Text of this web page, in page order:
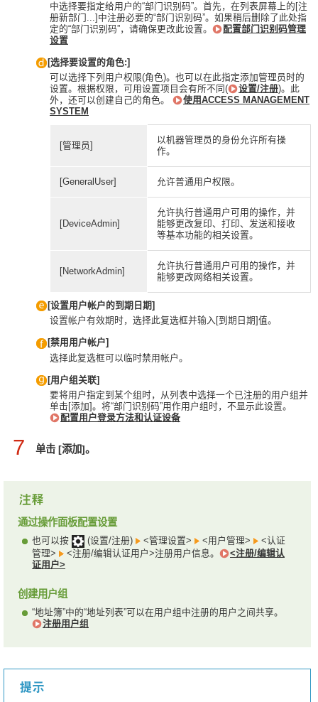
中选择要指定给用户的“部门识别码”。首先，在列表屏幕上的[注
册新部门...]中注册必要的“部门识别码”。如果稍后删除了此处指
定的“部门识别码”，请确保更改此设置。
配置部门识别码管理
设置
[选择要设置的角色:]
可以选择下列用户权限(角色)。也可以在此指定添加管理员时的
设置。根据权限，可用设置项目会有所不同(
设置/注册)。此
外，还可以创建自己的角色。
使用ACCESS MANAGEMENT
SYSTEM
[管理员]
以机器管理员的身份允许所有操
作。
[GeneralUser] 允许普通用户权限。
[DeviceAdmin]
允许执行普通用户可用的操作，并
能够更改复印、打印、发送和接收
等基本功能的相关设置。
[NetworkAdmin]
允许执行普通用户可用的操作，并
能够更改网络相关设置。
[设置用户帐户的到期日期]
设置帐户有效期时，选择此复选框并输入[到期日期]值。
[禁用用户帐户]
选择此复选框可以临时禁用帐户。
[用户组关联]
要将用户指定到某个组时，从列表中选择一个已注册的用户组并
单击[添加]。将“部门识别码”用作用户组时，不显示此设置。
配置用户登录方法和认证设备
7 单击 [添加]。
通过操作面板配置设置
也可以按 (设置/注册) <管理设置> <用户管理>
<认证
管理>
<注册/编辑认证用户>注册用户信息。
<注册/编辑认
证用户>
创建用户组
“地址簿”中的“地址列表”可以在用户组中注册的用户之间共享。
注册用户组